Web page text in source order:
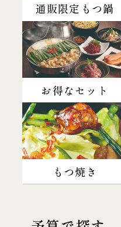
通販限定もつ鍋
お得なセット
もつ焼き